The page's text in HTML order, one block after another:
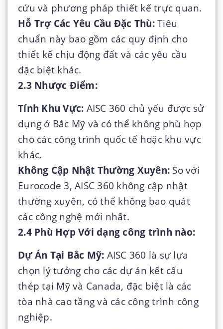
cứu và phương pháp thiết kế trực quan.
Hỗ Trợ Các Yêu Cầu Đặc Thù:Tiêu
chuẩn này bao gồm các quy định cho
thiết kế chịu động đất và các yêu cầu
đặc biệt khác.
2.3 Nhược Điểm:
Tính Khu Vực: AISC 360 chủ yếu được sử
dụng ở Bắc Mỹ và có thể không phù hợp
cho các công trình quốc tế hoặc khu vực
khác.
Không Cập Nhật Thường Xuyên: So với
Eurocode 3, AISC 360 không cập nhật
thường xuyên, có thể không bao quát
các công nghệ mới nhất.
2.4 Phù Hợp Với dạng công trình nào:
Dự Án Tại Bắc Mỹ: AISC 360 là sự lựa
chọn lý tưởng cho các dự án kết cấu
thép tại Mỹ và Canada, đặc biệt là các
tòa nhà cao tầng và các công trình công
nghiệp.